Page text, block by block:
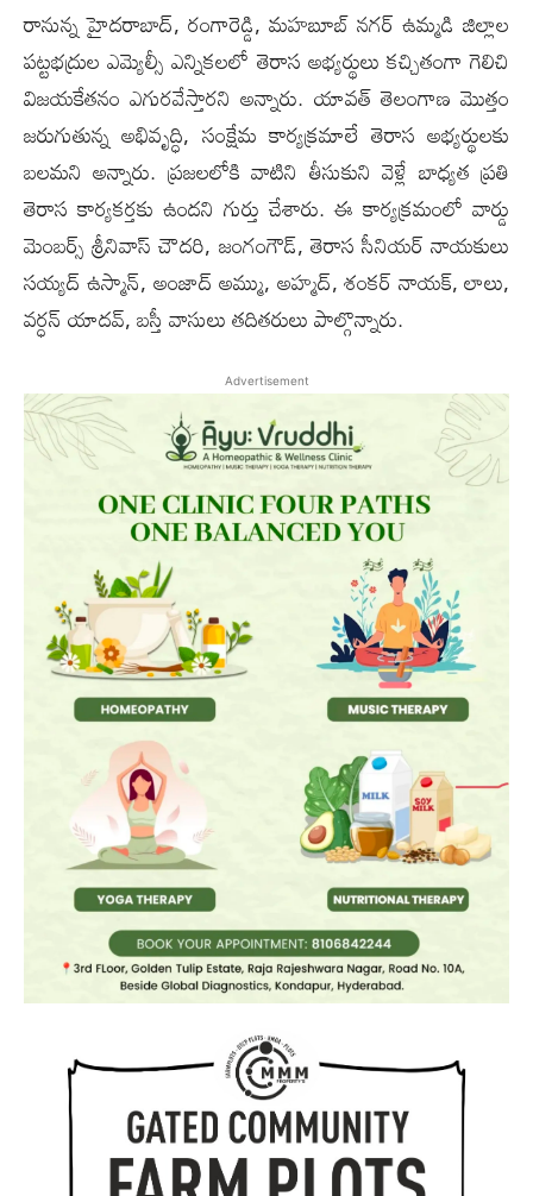
రానున్న హైదరాబాద్, రంగారెడ్డి, మహబూబ్ నగర్ ఉమ్మడి జిల్లాల
పట్టభద్రుల ఎమ్యెల్సీ ఎన్నికలలో తెరాస‌ అభ్యర్థులు క‌చ్చితంగా గెలిచి
విజయకేతనం ఎగురవేస్తారని అన్నారు. యావత్ తెలంగాణ మొత్తం
జరుగుతున్న అభివృద్ధి, సంక్షేమ కార్యక్రమాలే తెరాస అభ్యర్థులకు
బలమని అన్నారు. ప్రజలలోకి వాటిని తీసుకుని వెళ్లే బాధ్యత ప్రతి
తెరాస కార్యకర్తకు ఉందని గుర్తు చేశారు. ఈ కార్య‌క్ర‌మంలో వార్డు
మెంబర్స్ శ్రీనివాస్ చౌదరి, జంగంగౌడ్, తెరాస సీనియర్ నాయకులు
సయ్యద్ ఉస్మాన్, అంజాద్ అమ్ము, అహ్మద్, శంకర్ నాయక్, లాలు,
వర్ధన్ యాదవ్, బస్తీ వాసులు త‌దిత‌రులు పాల్గొన్నారు.
Advertisement